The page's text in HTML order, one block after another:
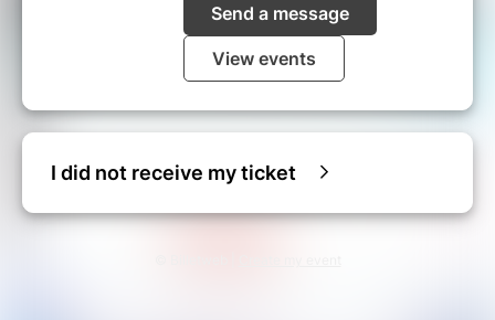
Send a message
View events
I did not receive my ticket